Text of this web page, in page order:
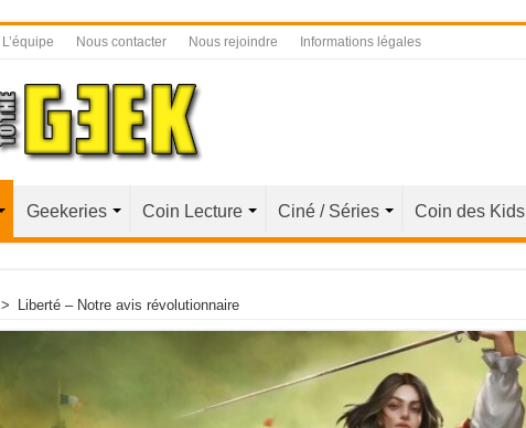
L’équipe Nous contacter Nous rejoindre Informations légales
Geekeries Coin Lecture Ciné / Séries Coin des Kids
> Liberté – Notre avis révolutionnaire